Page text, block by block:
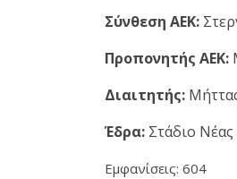
Σύνθεση ΑΕΚ:
Προπονητής ΑΕΚ:
Διαιτητής:
Έδρα: Στάδιο
Εμφανίσεις: 604